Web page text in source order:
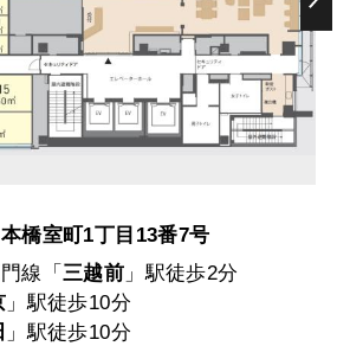
橋室町1丁目13番7号
線「 三越前 」駅徒歩2分
」駅徒歩10分
」駅徒歩10分